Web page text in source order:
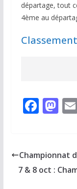
départage, tout
4ème au
F
b
o
M
d
o
Championnat
7 & 8 oct :